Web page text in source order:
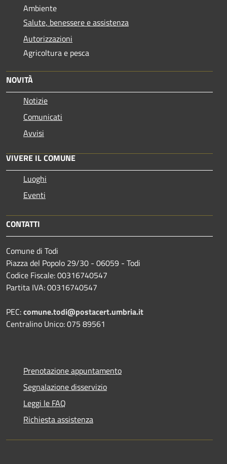
Ambiente
Salute, benessere e assistenza
Autorizzazioni
Agricoltura e pesca
NOVITÀ
Notizie
Comunicati
Avvisi
VIVERE IL COMUNE
Luoghi
Eventi
CONTATTI
Comune di Todi
Piazza del Popolo 29/30 - 06059 - Todi
Codice Fiscale: 00316740547
Partita IVA: 00316740547
PEC:comune.todi@postacert.umbria.it
Centralino Unico: 075 89561
Prenotazione appuntamento
Segnalazione disservizio
Leggi le FAQ
Richiesta assistenza